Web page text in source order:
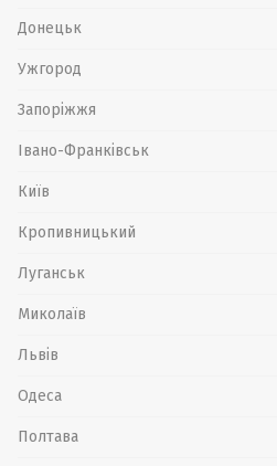
Донецьк
Ужгород
Запоріжжя
Івано-Франківськ
Київ
Кропивницький
Луганськ
Миколаїв
Львів
Одеса
Полтава